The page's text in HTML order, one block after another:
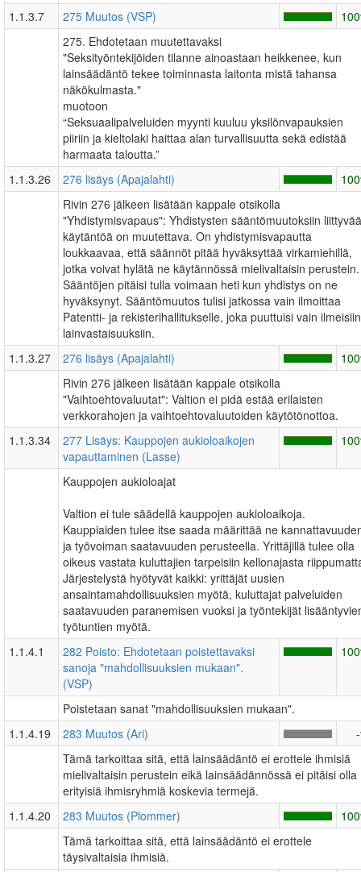
1.1.3.7
275 Muutos (VSP)
275. Ehdotetaan muutettavaksi
"Seksityöntekijöiden tilanne ainoastaan heikkenee, kun
lainsäädäntö tekee toiminnasta laitonta mistä tahansa
näkökulmasta."
muotoon
“Seksuaalipalveluiden myynti kuuluu yksilönvapauksien
piiriin ja kieltolaki haittaa alan turvallisuutta sekä edistää
harmaata taloutta.”
1.1.3.26
276 lisäys (Apajalahti)
Rivin 276 jälkeen lisätään kappale otsikolla
"Yhdistymisvapaus": Yhdistysten sääntömuutoksiin liittyvää
käytäntöä on muutettava. On yhdistymisvapautta
loukkaavaa, että säännöt pitää hyväksyttää virkamiehillä,
jotka voivat hylätä ne käytännössä mielivaltaisin perustein.
Sääntöjen pitäisi tulla voimaan heti kun yhdistys on ne
hyväksynyt. Sääntömuutos tulisi jatkossa vain ilmoittaa
Patentti- ja rekisterihallitukselle, joka puuttuisi vain ilmeisiin
lainvastaisuuksiin.
1.1.3.27
276 lisäys (Apajalahti)
Rivin 276 jälkeen lisätään kappale otsikolla
"Vaihtoehtovaluutat": Valtion ei pidä estää erilaisten
verkkorahojen ja vaihtoehtovaluutoiden käytötönottoa.
1.1.3.34
277 Lisäys: Kauppojen aukioloaikojen
vapauttaminen (Lasse)
Kauppojen aukioloajat
Valtion ei tule säädellä kauppojen aukioloaikoja.
Kauppiaiden tulee itse saada määrittää ne
ja työvoiman saatavuuden perusteella. Yrittäjillä tulee olla
oikeus vastata kuluttajien tarpeisiin kellonajasta
Järjestelystä hyötyvät kaikki: yrittäjät uusien
ansaintamahdollisuuksien myötä, kuluttajat palveluiden
saatavuuden paranemisen vuoksi ja työntekijät
työtuntien myötä.
1.1.4.1
282 Poisto: Ehdotetaan poistettavaksi
sanoja "mahdollisuuksien mukaan".
(VSP)
Poistetaan sanat "mahdollisuuksien mukaan".
1.1.4.19
283 Muutos (Ari)
Tämä tarkoittaa sitä, että lainsäädäntö ei erottele ihmisiä
mielivaltaisin perustein eikä lainsäädännössä ei pitäisi olla
erityisiä ihmisryhmiä koskevia termejä.
1.1.4.20
283 Muutos (Plommer)
Tämä tarkoittaa sitä, että lainsäädäntö ei erottele
täysivaltaisia ihmisiä.